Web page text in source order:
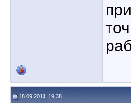
18.09.2013, 19:38